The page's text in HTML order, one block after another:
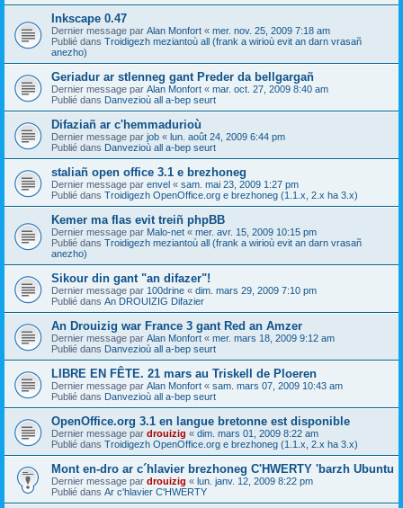
Inkscape 0.47
Dernier message par Alan Monfort « mer. nov. 25, 2009 7:18 am
Publié dans Troidigezh meziantoù all (frank a wirioù evit an darn vrasañ
anezho)
Geriadur ar stlenneg gant Preder da bellgargañ
Dernier message par Alan Monfort « mar. oct. 27, 2009 8:40 am
Publié dans Danvezioù all a-bep seurt
Difaziañ ar c'hemmadurioù
Dernier message par job « lun. août 24, 2009 6:44 pm
Publié dans Danvezioù all a-bep seurt
staliañ open office 3.1 e brezhoneg
Dernier message par envel « sam. mai 23, 2009 1:27 pm
Publié dans Troidigezh OpenOffice.org e brezhoneg (1.1.x, 2.x ha 3.x)
Kemer ma flas evit treiñ phpBB
Dernier message par Malo-net « mer. avr. 15, 2009 10:15 pm
Publié dans Troidigezh meziantoù all (frank a wirioù evit an darn vrasañ
anezho)
Sikour din gant "an difazer"!
Dernier message par 100drine « dim. mars 29, 2009 7:10 pm
Publié dans An DROUIZIG Difazier
An Drouizig war France 3 gant Red an Amzer
Dernier message par Alan Monfort « mer. mars 18, 2009 9:12 am
Publié dans Danvezioù all a-bep seurt
LIBRE EN FÊTE. 21 mars au Triskell de Ploeren
Dernier message par Alan Monfort « sam. mars 07, 2009 10:43 am
Publié dans Danvezioù all a-bep seurt
OpenOffice.org 3.1 en langue bretonne est disponible
Dernier message par drouizig « dim. mars 01, 2009 8:22 am
Publié dans Troidigezh OpenOffice.org e brezhoneg (1.1.x, 2.x ha 3.x)
Mont en-dro ar c´hlavier brezhoneg C'HWERTY 'barzh Ubuntu
Dernier message par drouizig « lun. janv. 12, 2009 8:22 pm
Publié dans Ar c'hlavier C'HWERTY